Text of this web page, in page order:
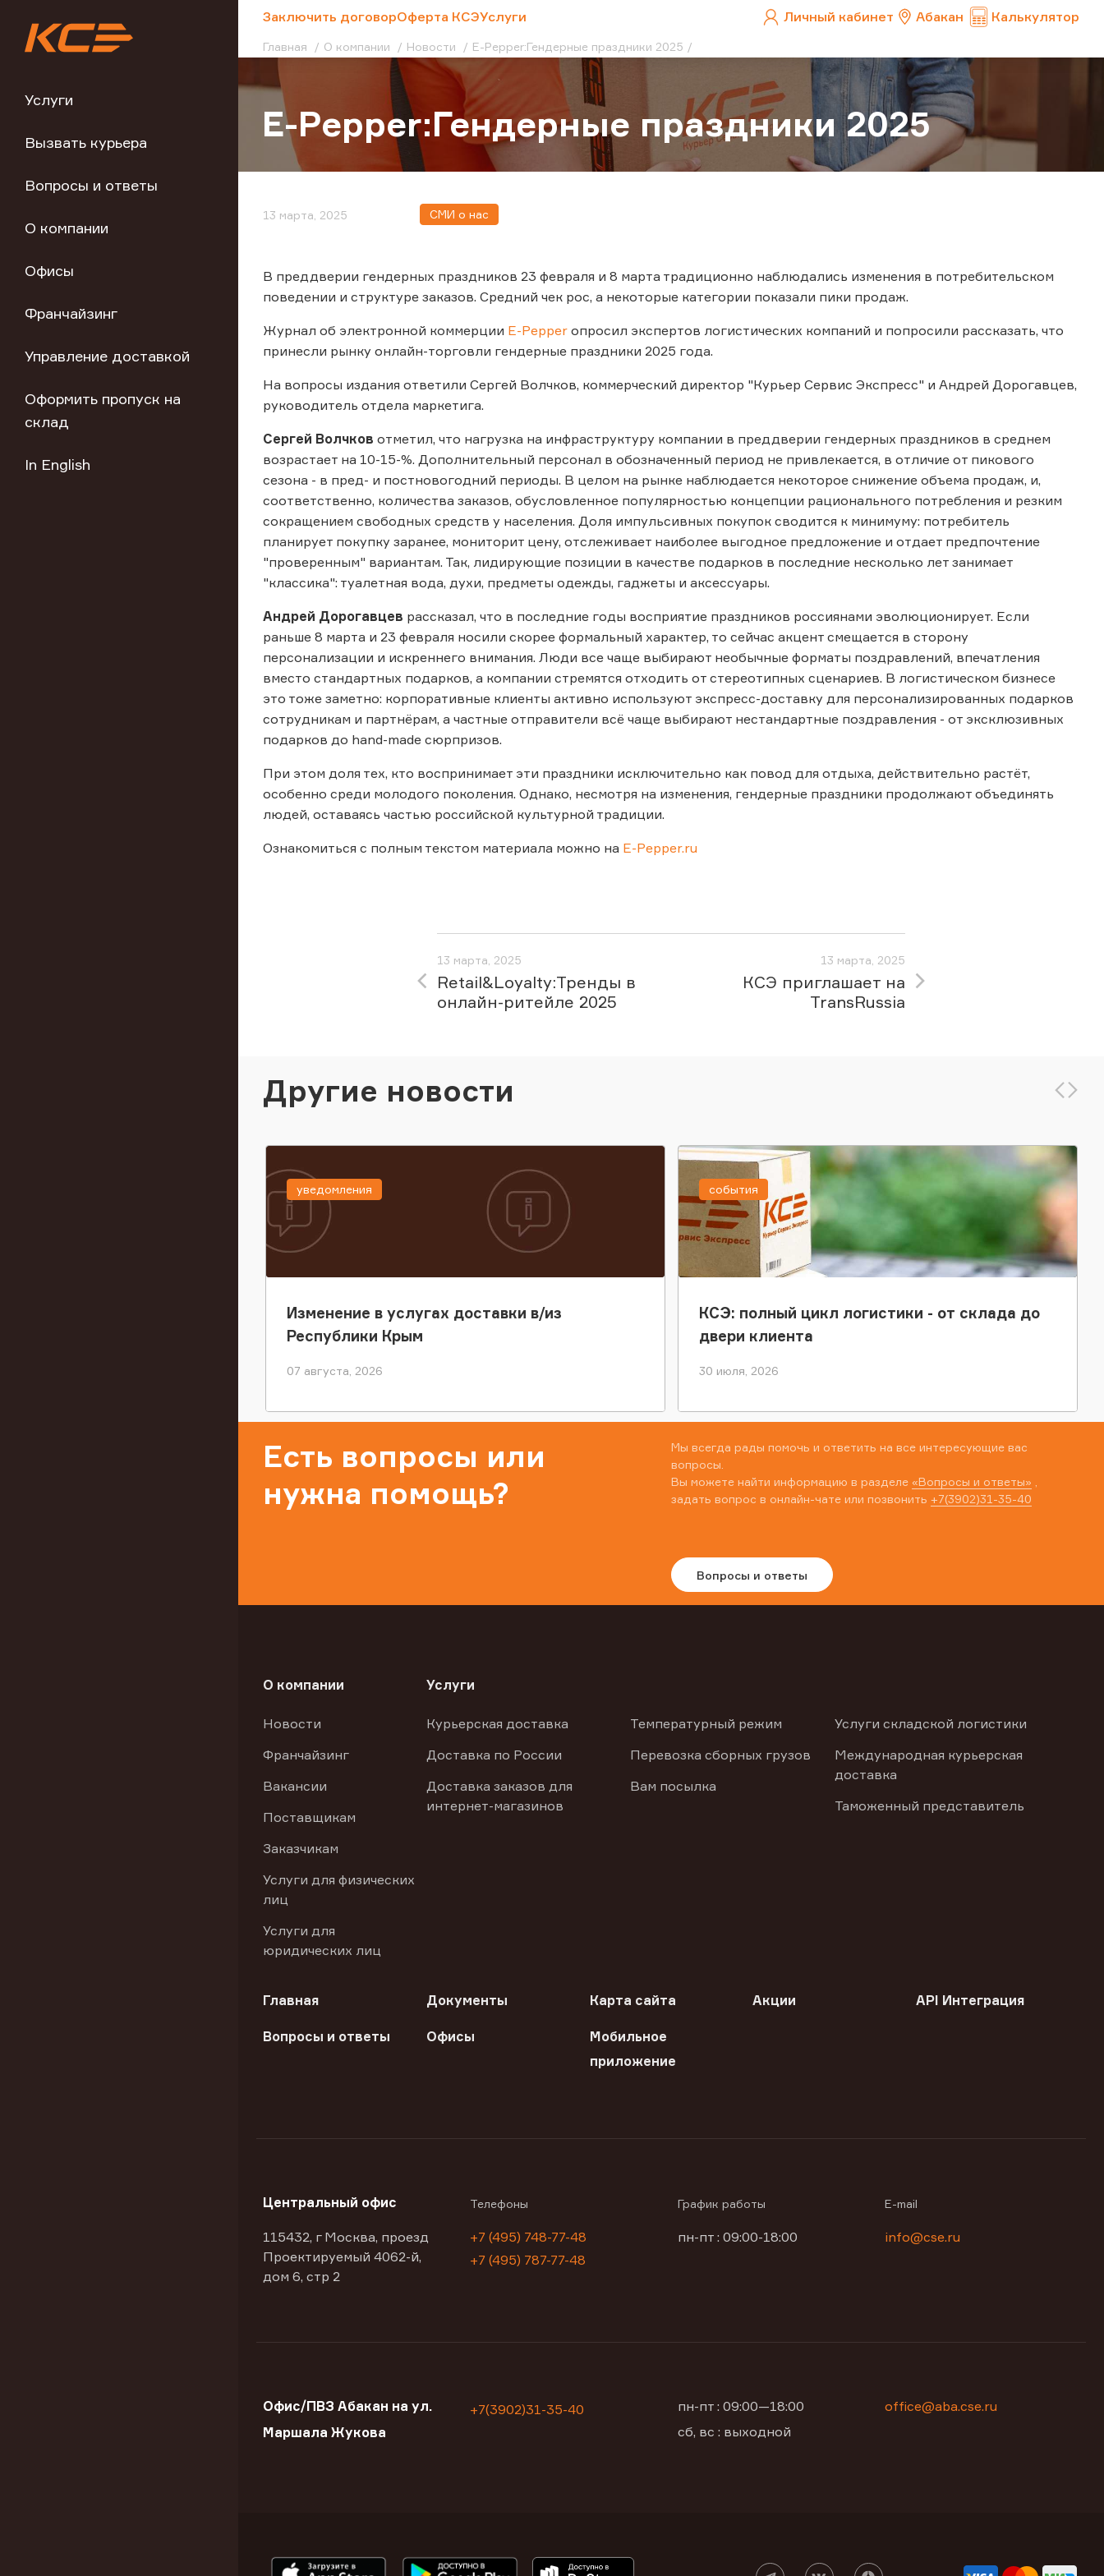
Услуги
Вызвать курьера
Вопросы и ответы
О компании
Офисы
Франчайзинг
Управление доставкой
Оформить пропуск на
склад
In English
Заключить договорОферта КСЭУслуги Личный кабинет Абакан Калькулятор
Главная О компании Новости E-Pepper:Гендерные праздники 2025
E-Pepper:Гендерные праздники 2025
13 марта, 2025 СМИ о нас
В преддверии гендерных праздников 23 февраля и 8 марта традиционно наблюдались изменения в потребительском
поведении и структуре заказов. Средний чек рос, а некоторые категории показали пики продаж.
Журнал об электронной коммерции E-Pepper опросил экспертов логистических компаний и попросили рассказать, что
принесли рынку онлайн-торговли гендерные праздники 2025 года.
На вопросы издания ответили Сергей Волчков, коммерческий директор "Курьер Сервис Экспресс" и Андрей Дорогавцев,
руководитель отдела маркетига.
Сергей Волчков отметил, что нагрузка на инфраструктуру компании в преддверии гендерных праздников в среднем
возрастает на 10-15-%. Дополнительный персонал в обозначенный период не привлекается, в отличие от пикового
сезона - в пред- и постновогодний периоды. В целом на рынке наблюдается некоторое снижение объема продаж, и,
соответственно, количества заказов, обусловленное популярностью концепции рационального потребления и резким
сокращением свободных средств у населения. Доля импульсивных покупок сводится к минимуму: потребитель
планирует покупку заранее, мониторит цену, отслеживает наиболее выгодное предложение и отдает предпочтение
"проверенным" вариантам. Так, лидирующие позиции в качестве подарков в последние несколько лет занимает
"классика": туалетная вода, духи, предметы одежды, гаджеты и аксессуары.
Андрей Дорогавцев рассказал, что в последние годы восприятие праздников россиянами эволюционирует. Если
раньше 8 марта и 23 февраля носили скорее формальный характер, то сейчас акцент смещается в сторону
персонализации и искреннего внимания. Люди все чаще выбирают необычные форматы поздравлений, впечатления
вместо стандартных подарков, а компании стремятся отходить от стереотипных сценариев. В логистическом бизнесе
это тоже заметно: корпоративные клиенты активно используют экспресс-доставку для персонализированных подарков
сотрудникам и партнёрам, а частные отправители всё чаще выбирают нестандартные поздравления - от эксклюзивных
подарков до hand-made сюрпризов.
При этом доля тех, кто воспринимает эти праздники исключительно как повод для отдыха, действительно растёт,
особенно среди молодого поколения. Однако, несмотря на изменения, гендерные праздники продолжают объединять
людей, оставаясь частью российской культурной традиции.
Ознакомиться с полным текстом материала можно на E-Pepper.ru
13 марта, 2025
Retail&Loyalty:Тренды в
онлайн-ритейле 2025
13 марта, 2025
КСЭ приглашает на
TransRussia
Другие новости
Изменение в услугах доставки в/из
Республики Крым
07 августа, 2026
уведомления
КСЭ: полный цикл логистики - от склада до
двери клиента
30 июля, 2026
события
Есть вопросы или
нужна помощь?
Мы всегда рады помочь и ответить на все интересующие вас
вопросы.
Вы можете найти информацию в разделе «Вопросы и ответы»
задать вопрос в онлайн-чате или позвонить +7(3902)31-35-40
Вопросы и ответы
О компании
Новости
Франчайзинг
Вакансии
Поставщикам
Заказчикам
Услуги для физических
лиц
Услуги для
юридических лиц
Услуги
Курьерская доставка
Доставка по России
Доставка заказов для
интернет-магазинов
Температурный режим
Перевозка сборных грузов
Вам посылка
Услуги складской логистики
Международная курьерская
доставка
Таможенный представитель
Главная Документы Карта сайта Акции API Интеграция
Вопросы и ответы Офисы
Мобильное
приложение
Центральный офис
115432, г Москва, проезд
Проектируемый 4062-й,
дом 6, стр 2
Телефоны
+7 (495) 748-77-48
+7 (495) 787-77-48
График работы
пн-пт : 09:00-18:00
E-mail
info@cse.ru
Офис/ПВЗ Абакан на ул.
Маршала Жукова
+7(3902)31-35-40
пн-пт : 09:00—18:00
сб, вс : выходной
office@aba.cse.ru